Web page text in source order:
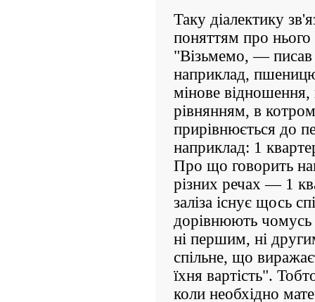
Таку діалектику
поняттям про
"Візьмемо, —
наприклад,
мінове
рівнянням, в
прирівнюється до
наприклад: 1
Про що говорить
різних речах — 1
заліза існує щось
дорівнюють чомусь
ні першим, ні
спільне, що
їхня вартість".
коли необхідно